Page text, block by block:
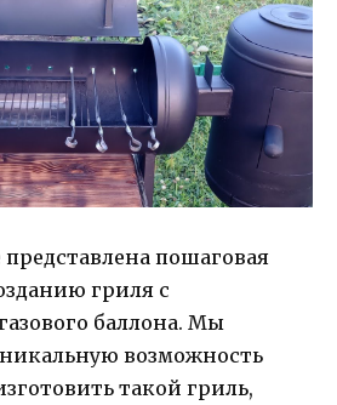
пошаговая
гриля с
баллона. Мы
возможность
такой гриль,